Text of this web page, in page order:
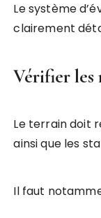
Le système
clairement
Vérifier les
Le terrain doit
ainsi que les
Il faut